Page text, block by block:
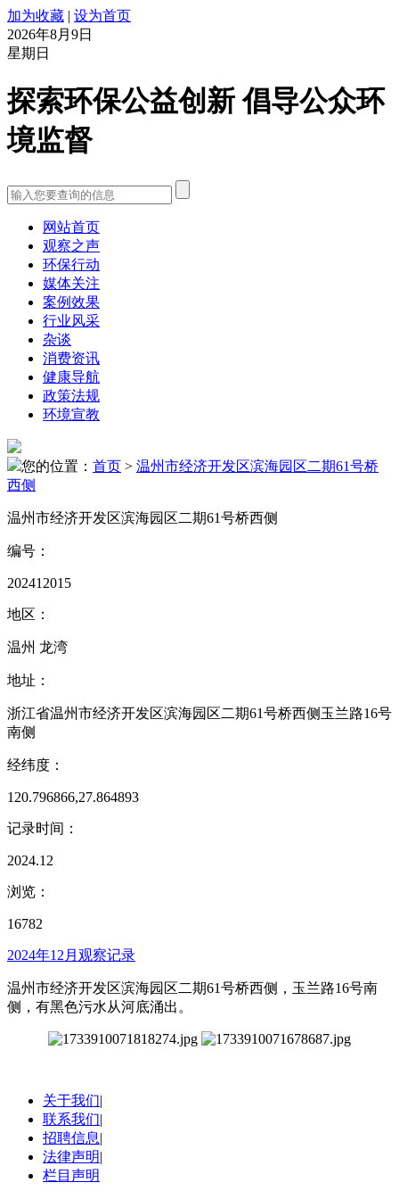
加为收藏 | 设为首页
2026年8月9日
星期日
探索环保公益创新 倡导公众环
境监督
网站首页
观察之声
环保行动
媒体关注
案例效果
行业风采
杂谈
消费资讯
健康导航
政策法规
环境宣教
您的位置： 首页 > 温州市经济开发区滨海园区二期61号桥
西侧
温州市经济开发区滨海园区二期61号桥西侧
编号：
202412015
地区：
温州 龙湾
地址：
浙江省温州市经济开发区滨海园区二期61号桥西侧玉兰路16号
南侧
经纬度：
120.796866,27.864893
记录时间：
2024.12
浏览：
16782
2024年12月观察记录
温州市经济开发区滨海园区二期61号桥西侧，玉兰路16号南
侧，有黑色污水从河底涌出。
关于我们|
联系我们|
招聘信息|
法律声明|
栏目声明